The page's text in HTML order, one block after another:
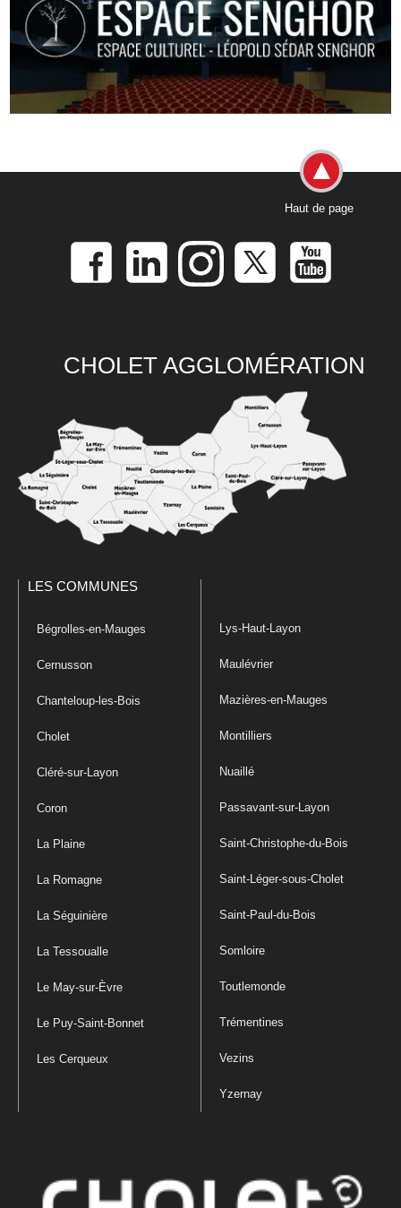
Haut de page
CHOLET AGGLOMÉRATION
LES COMMUNES
Bégrolles-en-Mauges
Cernusson
Chanteloup-les-Bois
Cholet
Cléré-sur-Layon
Coron
La Plaine
La Romagne
La Séguinière
La Tessoualle
Le May-sur-Èvre
Le Puy-Saint-Bonnet
Les Cerqueux
Lys-Haut-Layon
Maulévrier
Mazières-en-Mauges
Montilliers
Nuaillé
Passavant-sur-Layon
Saint-Christophe-du-Bois
Saint-Léger-sous-Cholet
Saint-Paul-du-Bois
Somloire
Toutlemonde
Trémentines
Vezins
Yzernay